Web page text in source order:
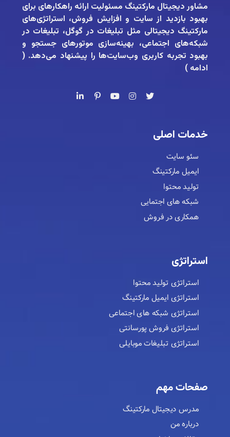
مشاور دیجیتال مارکتینگ مسئولیت ارائه راهکارهای برای
بهبود بازدید از سایت و افزایش فروش، استراتژی‌های
مارکتینگ دیجیتالی مثل تبلیغات در گوگل، تبلیغات در
شبکه‌های اجتماعی، بهینه‌سازی موتورهای جستجو و
بهبود تجربه کاربری وب‌سایت‌ها را پیشنهاد می‌دهد. (
ادامه )
خدمات اصلی
سئو سایت
ایمیل مارکتینگ
تولید محتوا
شبکه های اجتمایی
همکاری در فروش
استراتژی
استراتژی تولید محتوا
استراتژی ایمیل مارکتینگ
استراتژی شبکه های اجتماعی
استراتژی فروش پورسانتی
استراتژی تبلیغات موبایلی
صفحات مهم
مدرس دیجیتال مارکتینگ
درباره من